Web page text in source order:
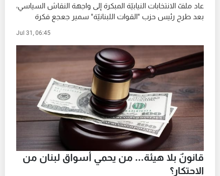
عاد ملفّ الانتخابات النيابيّة المبكرة إلى واجهة النقاش السياسي،
بعد طرح رئيس حزب "القوات اللبنانيّة" سمير جعجع فكرة
Jul 31, 06:45
قانونٌ بلا هيئة... من يحمي أسواق لبنان من
الاحتكار؟